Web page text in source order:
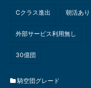
Cクラス進出 朝活あり
外部サービス利用無し
30億団
騎空団グレード